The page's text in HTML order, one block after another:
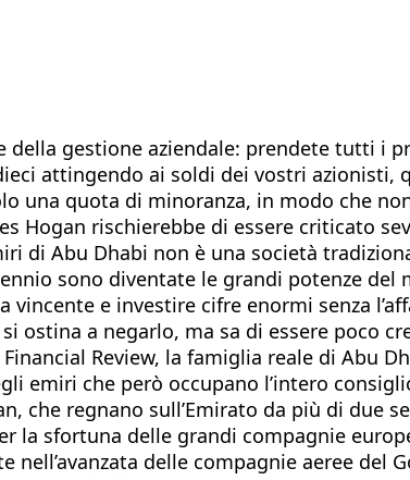
gestione aziendale: prendete tutti i
attingendo ai soldi dei vostri azionisti,
una quota di minoranza, in modo che
Hogan rischierebbe di essere criticato
di Abu Dhabi non è una società
sono diventate le grandi potenze del
e investire cifre enormi senza
ostina a negarlo, ma sa di essere poco
Review, la famiglia reale di Abu
emiri che però occupano l’intero
regnano sull’Emirato da più di due
la sfortuna delle grandi compagnie
delle compagnie aeree del